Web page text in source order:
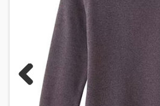
Previous